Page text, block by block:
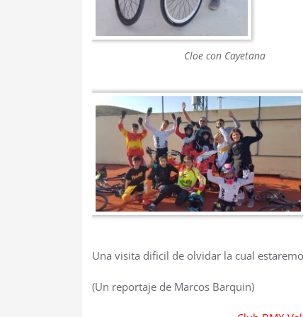
Cloe con Cayetana
Una visita dificil de olvidar la cual
(Un reportaje de Marcos Barquin)